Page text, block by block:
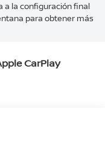
a la configuración final
para obtener más
CarPlay